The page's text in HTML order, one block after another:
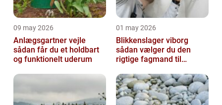
09 may 2026
Anlægsgartner vejle
sådan får du et holdbart
og funktionelt uderum
01 may 2026
Blikkenslager viborg
sådan vælger du den
rigtige fagmand til